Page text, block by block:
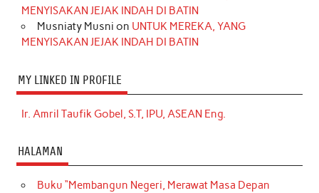
MENYISAKAN JEJAK INDAH DI BATIN
Musniaty Musni on UNTUK MEREKA, YANG
MENYISAKAN JEJAK INDAH DI BATIN
MY LINKED IN PROFILE
Ir. Amril Taufik Gobel, S.T, IPU, ASEAN Eng.
HALAMAN
Buku “Membangun Negeri, Merawat Masa Depan